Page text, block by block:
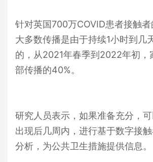
针对英国700万COVID患者接触者
大多数传播是由于持续1小时到几
的，从2021年春季到 2022年初，
部传播的40%。
研究人员表示，如果准备充分，
出现后几周内，进行基于数字接
分析，为公共卫生措施提供信息。